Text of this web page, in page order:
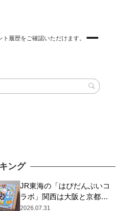
履歴をご確認いただけます。
ング
JR東海の「はぴだんぶいコ
ラボ」関西は大阪と京都の
み、日焼けしたポチャッコ
2026.07.31